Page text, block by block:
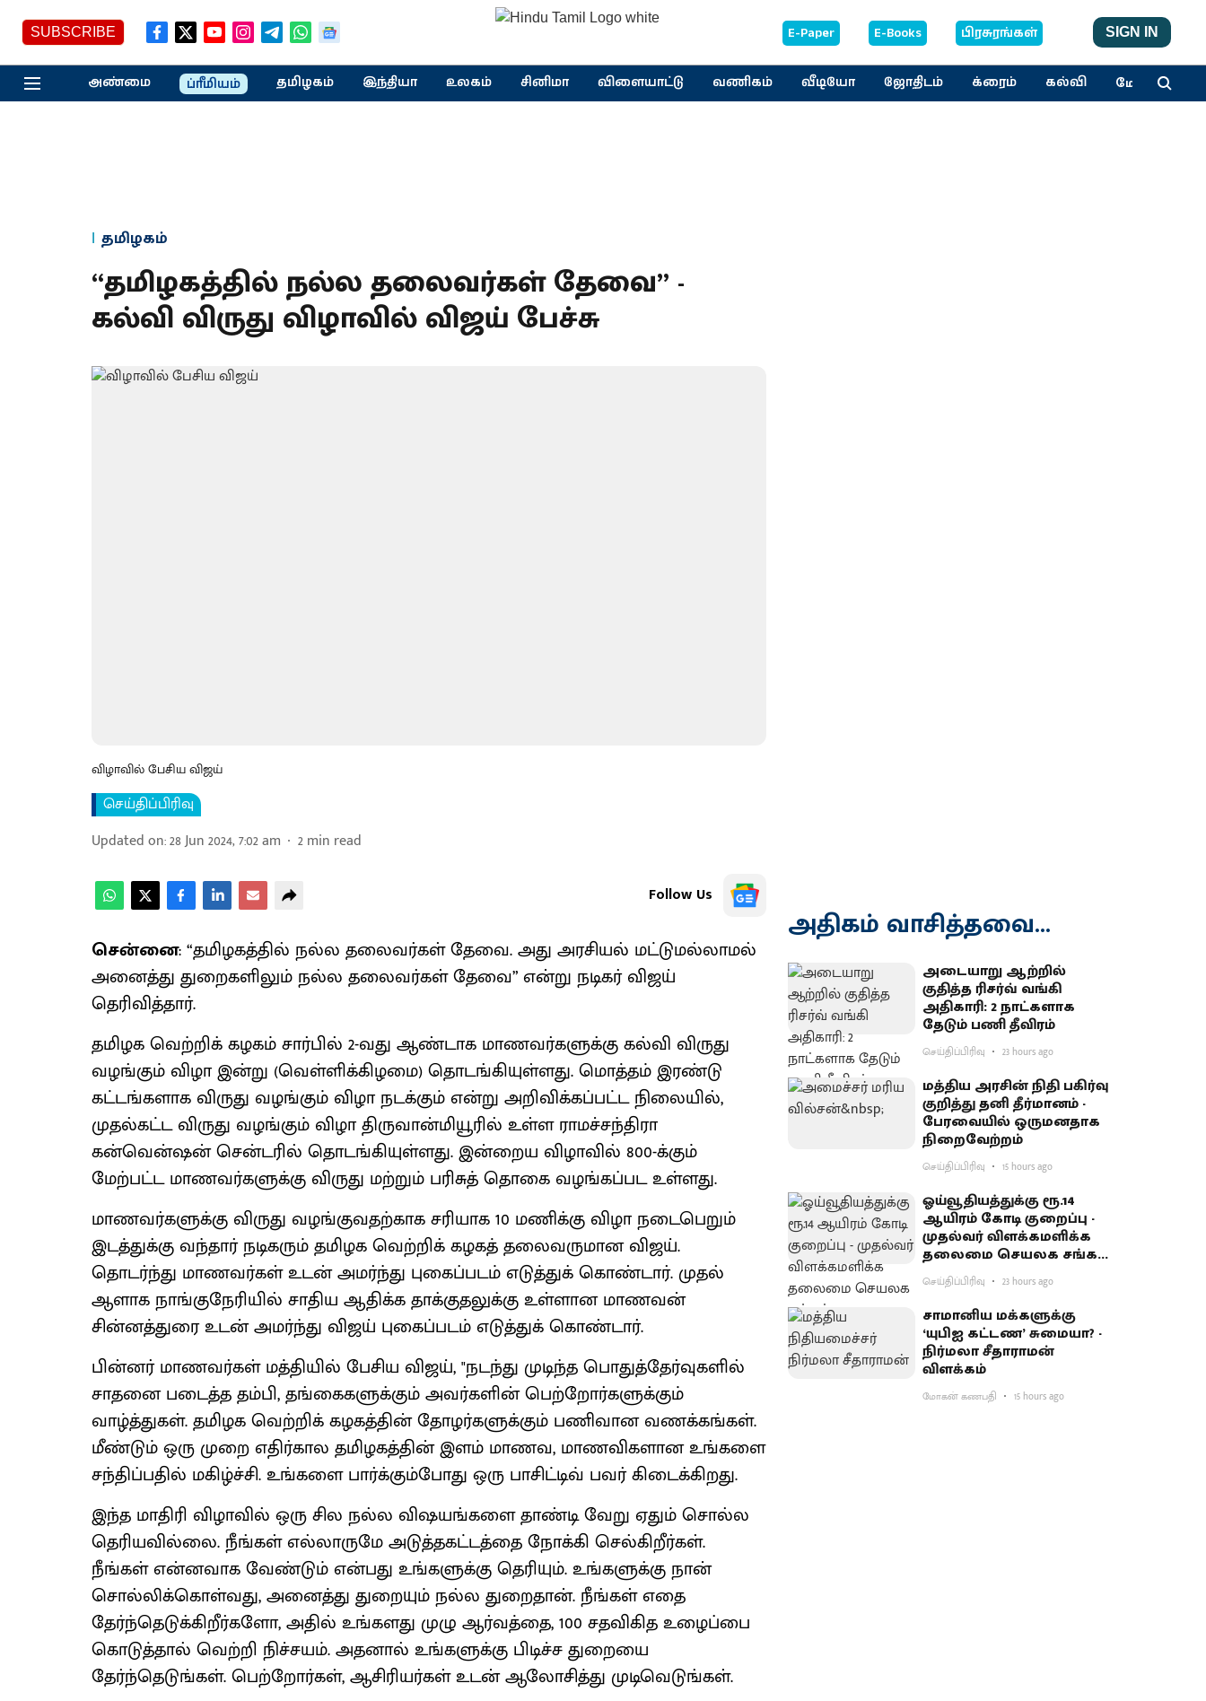
SUBSCRIBE E-Paper E-Books பிரசுரங்கள் SIGN IN
அண்மை ப்ரீமியம் தமிழகம் இந்தியா உலகம் சினிமா விளையாட்டு வணிகம் வீடியோ ஜோதிடம் க்ரைம் கல்வி மேலும்
தமிழகம்
“தமிழகத்தில் நல்ல தலைவர்கள் தேவை” -
கல்வி விருது விழாவில் விஜய் பேச்சு
விழாவில் பேசிய விஜய்
செய்திப்பிரிவு
Updated on:28 Jun 2024, 7:02 am 2min read
Follow Us
சென்னை: “தமிழகத்தில் நல்ல தலைவர்கள் தேவை. அது அரசியல் மட்டுமல்லாமல்
அனைத்து துறைகளிலும் நல்ல தலைவர்கள் தேவை” என்று நடிகர் விஜய்
தெரிவித்தார்.
தமிழக வெற்றிக் கழகம் சார்பில் 2-வது ஆண்டாக மாணவர்களுக்கு கல்வி விருது
வழங்கும் விழா இன்று (வெள்ளிக்கிழமை) தொடங்கியுள்ளது. மொத்தம் இரண்டு
கட்டங்களாக விருது வழங்கும் விழா நடக்கும் என்று அறிவிக்கப்பட்ட நிலையில்,
முதல்கட்ட விருது வழங்கும் விழா திருவான்மியூரில் உள்ள ராமச்சந்திரா
கன்வென்ஷன் சென்டரில் தொடங்கியுள்ளது. இன்றைய விழாவில் 800-க்கும்
மேற்பட்ட மாணவர்களுக்கு விருது மற்றும் பரிசுத் தொகை வழங்கப்பட உள்ளது.
மாணவர்களுக்கு விருது வழங்குவதற்காக சரியாக 10 மணிக்கு விழா நடைபெறும்
இடத்துக்கு வந்தார் நடிகரும் தமிழக வெற்றிக் கழகத் தலைவருமான விஜய்.
தொடர்ந்து மாணவர்கள் உடன் அமர்ந்து புகைப்படம் எடுத்துக் கொண்டார். முதல்
ஆளாக நாங்குநேரியில் சாதிய ஆதிக்க தாக்குதலுக்கு உள்ளான மாணவன்
சின்னத்துரை உடன் அமர்ந்து விஜய் புகைப்படம் எடுத்துக் கொண்டார்.
பின்னர் மாணவர்கள் மத்தியில் பேசிய விஜய், "நடந்து முடிந்த பொதுத்தேர்வுகளில்
சாதனை படைத்த தம்பி, தங்கைகளுக்கும் அவர்களின் பெற்றோர்களுக்கும்
வாழ்த்துகள். தமிழக வெற்றிக் கழகத்தின் தோழர்களுக்கும் பணிவான வணக்கங்கள்.
மீண்டும் ஒரு முறை எதிர்கால தமிழகத்தின் இளம் மாணவ, மாணவிகளான உங்களை
சந்திப்பதில் மகிழ்ச்சி. உங்களை பார்க்கும்போது ஒரு பாசிட்டிவ் பவர் கிடைக்கிறது.
இந்த மாதிரி விழாவில் ஒரு சில நல்ல விஷயங்களை தாண்டி வேறு ஏதும் சொல்ல
தெரியவில்லை. நீங்கள் எல்லாருமே அடுத்தகட்டத்தை நோக்கி செல்கிறீர்கள்.
நீங்கள் என்னவாக வேண்டும் என்பது உங்களுக்கு தெரியும். உங்களுக்கு நான்
சொல்லிக்கொள்வது, அனைத்து துறையும் நல்ல துறைதான். நீங்கள் எதை
தேர்ந்தெடுக்கிறீர்களோ, அதில் உங்களது முழு ஆர்வத்தை, 100 சதவிகித உழைப்பை
கொடுத்தால் வெற்றி நிச்சயம். அதனால் உங்களுக்கு பிடிச்ச துறையை
தேர்ந்தெடுங்கள். பெற்றோர்கள், ஆசிரியர்கள் உடன் ஆலோசித்து முடிவெடுங்கள்.
அதிகம் வாசித்தவை...
அடையாறு ஆற்றில்
குதித்த ரிசர்வ் வங்கி
அதிகாரி: 2 நாட்களாக
தேடும் பணி தீவிரம்
செய்திப்பிரிவு 23 hours ago
மத்திய அரசின் நிதி பகிர்வு
குறித்து தனி தீர்மானம் -
பேரவையில் ஒருமனதாக
நிறைவேற்றம்
செய்திப்பிரிவு 15 hours ago
ஓய்வூதியத்துக்கு ரூ.14
ஆயிரம் கோடி குறைப்பு -
முதல்வர் விளக்கமளிக்க
தலைமை செயலக சங்கம்
வலியுறுத்தல்
செய்திப்பிரிவு 23 hours ago
சாமானிய மக்களுக்கு
‘யுபிஐ கட்டண’ சுமையா? -
நிர்மலா சீதாராமன்
விளக்கம்
மோகன் கணபதி 15 hours ago